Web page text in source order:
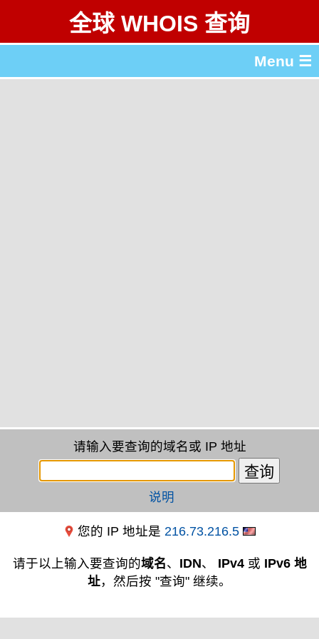
全球 WHOIS 查询
Menu ☰
请输入要查询的域名或 IP 地址
说明
您的 IP 地址是 216.73.216.5
请于以上输入要查询的域名、 IDN、 IPv4或 IPv6 地
址，然后按 "查询" 继续。